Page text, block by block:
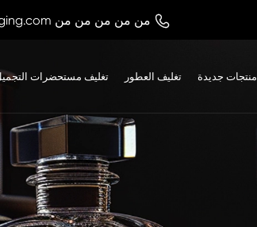
 من من من من من
منتجات جديدة تغليف العطور تغليف مستحضرات